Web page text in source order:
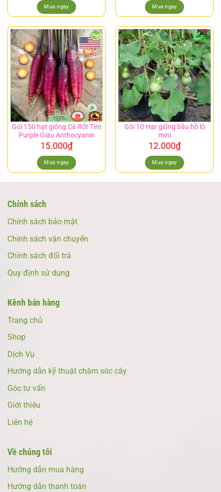
Mua ngay Mua ngay
Gói 150 hạt giống Cà Rốt Tím
Purple Giàu Anthocyanin
15.000₫
Mua ngay
Gói 10 Hạt giống bầu hồ lô
mini
12.000₫
Mua ngay
Chính sách
Chính sách bảo mật
Chính sách vận chuyển
Chính sách đổi trả
Quy định sử dụng
Kênh bán hàng
Trang chủ
Shop
Dịch Vụ
Hướng dẫn kỹ thuật chăm sóc cây
Góc tư vấn
Giới thiệu
Liên hệ
Về chúng tôi
Hướng dẫn mua hàng
Hướng dẫn thanh toán